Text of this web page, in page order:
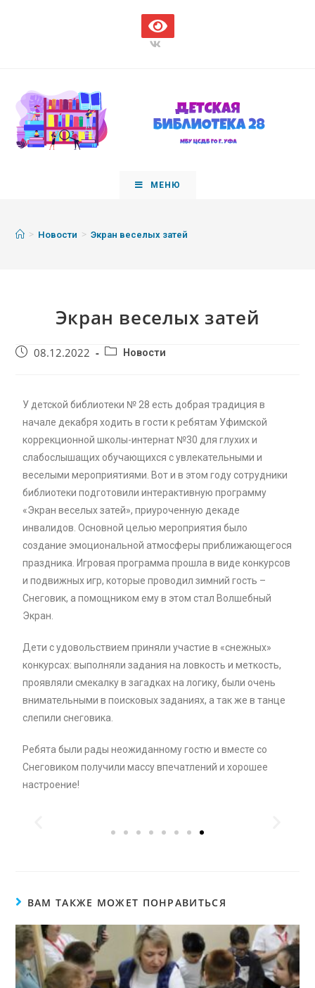
МЕНЮ
> Новости > Экран веселых затей
Экран веселых затей
08.12.2022 Новости
У детской библиотеки № 28 есть добрая традиция в
начале декабря ходить в гости к ребятам Уфимской
коррекционной школы-интернат №30 для глухих и
слабослышащих обучающихся с увлекательными и
веселыми мероприятиями. Вот и в этом году сотрудники
библиотеки подготовили интерактивную программу
«Экран веселых затей», приуроченную декаде
инвалидов. Основной целью мероприятия было
создание эмоциональной атмосферы приближающегося
праздника. Игровая программа прошла в виде конкурсов
и подвижных игр, которые проводил зимний гость –
Снеговик, а помощником ему в этом стал Волшебный
Экран.
Дети с удовольствием приняли участие в «снежных»
конкурсах: выполняли задания на ловкость и меткость,
проявляли смекалку в загадках на логику, были очень
внимательными в поисковых заданиях, а так же в танце
слепили снеговика.
Ребята были рады неожиданному гостю и вместе со
Снеговиком получили массу впечатлений и хорошее
настроение!
ВАМ ТАКЖЕ МОЖЕТ ПОНРАВИТЬСЯ